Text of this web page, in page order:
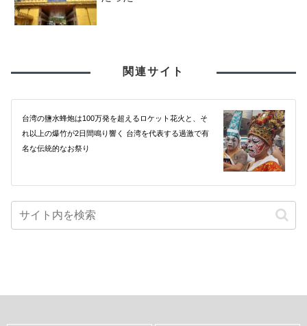
関連サイト
台湾の鹽水蜂炮は100万発を超えるロケット花火と、そ
れ以上の爆竹が2日間鳴り響く 台湾を代表する過激で有
名な伝統的なお祭り